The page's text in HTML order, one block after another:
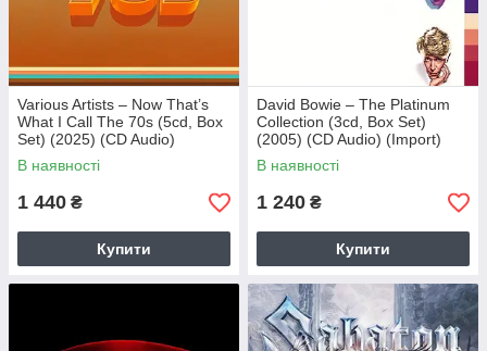
Various Artists – Now That’s
What I Call The 70s (5cd, Box
Set) (2025) (CD Audio)
(Import)
В наявності
1 440 ₴
Купити
David Bowie – The Platinum
Collection (3cd, Box Set)
(2005) (CD Audio) (Import)
В наявності
1 240 ₴
Купити